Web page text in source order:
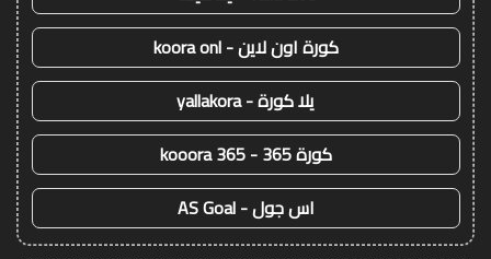
كورة اون لاين - koora onl
يلا كورة - yallakora
كورة 365 - kooora 365
اس جول - AS Goal